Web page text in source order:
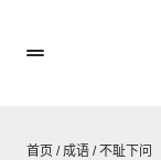
首页 /成语 /不耻下问